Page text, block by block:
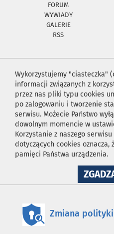
FORUM
WYWIADY
GALERIE
RSS
Wykorzystujemy "ciasteczka"
informacji związanych z
przez nas pliki typu cookies
po zalogowaniu i tworzenie
serwisu. Możecie Państwo
dowolnym momencie w
Korzystanie z naszego
dotyczących cookies oznacza,
pamięci Państwa urządzenia.
Zmiana